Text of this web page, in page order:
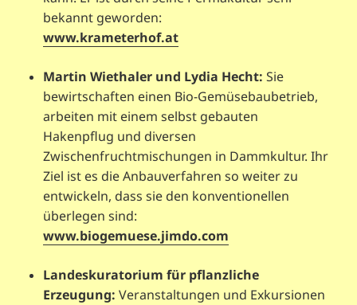
bekannt geworden:
www.krameterhof.at
Martin Wiethaler und Lydia Hecht: Sie
bewirtschaften einen Bio-Gemüsebaubetrieb,
arbeiten mit einem selbst gebauten
Hakenpflug und diversen
Zwischenfruchtmischungen in Dammkultur. Ihr
Ziel ist es die Anbauverfahren so weiter zu
entwickeln, dass sie den konventionellen
überlegen sind:
www.biogemuese.jimdo.com
Landeskuratorium für pflanzliche
Erzeugung: Veranstaltungen und Exkursionen